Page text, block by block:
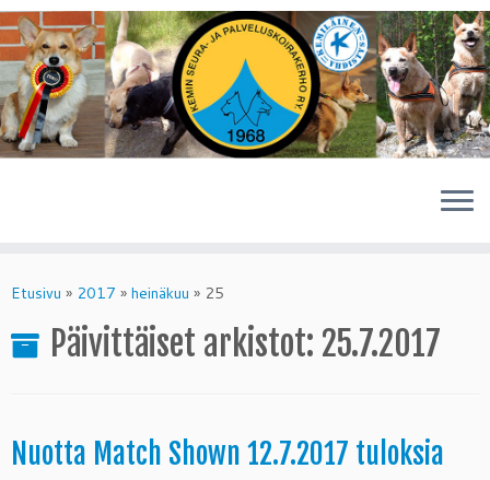
toEtusivu » 2017 » heinäkuu » 25
Päivittäiset arkistot: 25.7.2017
Nuotta Match Shown 12.7.2017 tuloksia